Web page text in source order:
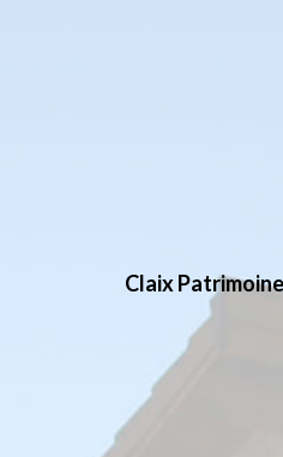
Claix